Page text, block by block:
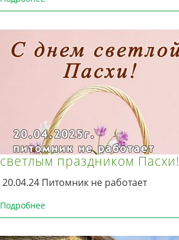
светлым праздником Пасхи!
20.04.24 Питомник не работает
Подробнее